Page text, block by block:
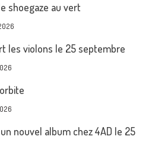
shoegaze au vert
les violons le 25 septembre
nouvel album chez 4AD le 25